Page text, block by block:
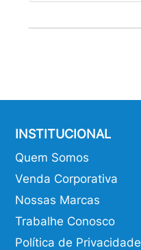
INSTITUCIONAL
Quem Somos
Venda Corporativa
Nossas Marcas
Trabalhe Conosco
Política de Privacidade